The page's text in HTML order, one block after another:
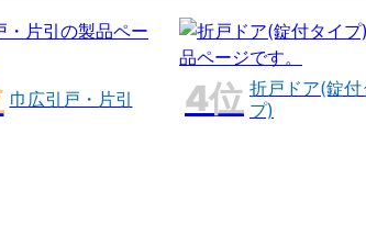
巾広引戸・片引
折戸ドア(錠付
プ)